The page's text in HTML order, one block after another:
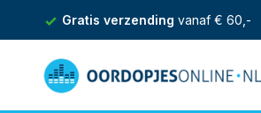
Gratis verzending vanaf € 60,-